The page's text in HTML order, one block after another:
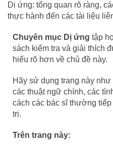
Dị ứng: tổng quan rõ ràng,
thực hành đến các tài liệu
Chuyên mục Dị ứng tập
sách kiểm tra và giải thích
hiểu rõ hơn về chủ đề này.
Hãy sử dụng trang này
các thuật ngữ chính, các
cách các bác sĩ thường
trị.
Trên trang này: